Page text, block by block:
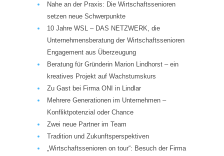
Nahe an der Praxis: Die Wirtschaftssenioren
setzen neue Schwerpunkte
10 Jahre WSL – DAS NETZWERK, die
Unternehmensberatung der Wirtschaftssenioren
Engagement aus Überzeugung
Beratung für Gründerin Marion Lindhorst – ein
kreatives Projekt auf Wachstumskurs
Zu Gast bei Firma ONI in Lindlar
Mehrere Generationen im Unternehmen –
Konfliktpotenzial oder Chance
Zwei neue Partner im Team
Tradition und Zukunftsperspektiven
„Wirtschaftssenioren on tour“: Besuch der Firma